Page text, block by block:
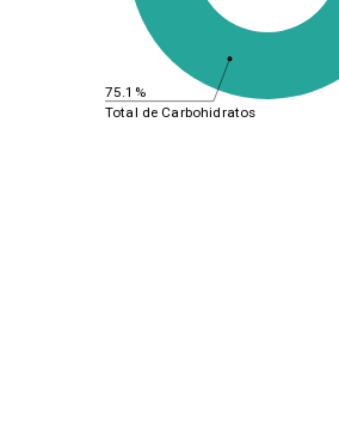
75.1%
Total de Carbohidratos